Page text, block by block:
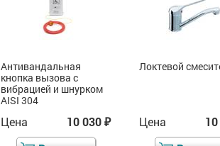
Антивандальная
кнопка вызова с
вибрацией и шнурком
AISI 304
Цена 10 030 ₽
Локтевой
Цена